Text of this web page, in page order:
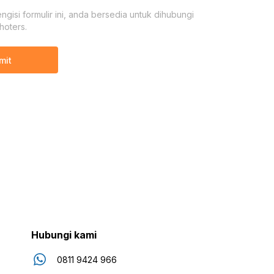
formulir ini, anda bersedia untuk dihubungi
Hubungi kami
0811 9424 966